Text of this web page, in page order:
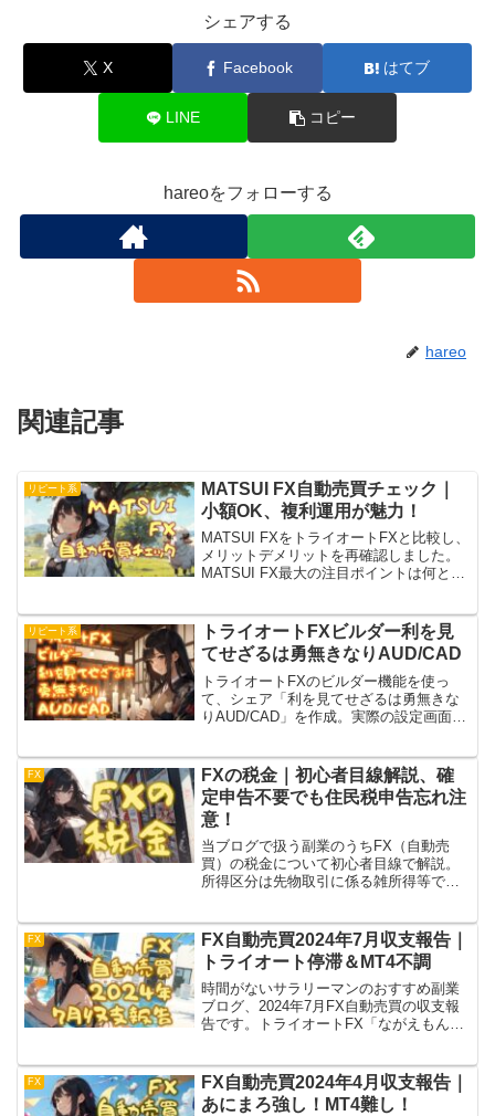
シェアする
X Facebook はてブ
LINE コピー
hareoをフォローする
hareo
関連記事
リピート系
MATSUI FX自動売買チェック｜
小額OK、複利運用が魅力！
MATSUI FXをトライオートFXと比較し、
メリットデメリットを再確認しました。
MATSUI FX最大の注目ポイントは何と言
動売買設定からズレていないかを確認。
リピート系
トライオートFXビルダー利を見
てせざるは勇無きなりAUD/CAD
トライオートFXのビルダー機能を使っ
て、シェア「利を見てせざるは勇無きな
りAUD/CAD」を作成。実際の設定画面を
置き、トランプショックにも耐えた！か
なり稼げてますよ！
FX
FXの税金｜初心者目線解説、確
定申告不要でも住民税申告忘れ注
意！
当ブログで扱う副業のうちFX（自動売
買）の税金について初心者目線で解説。
所得区分は先物取引に係る雑所得等であ
告が不要だけど、その場合住民税の申告
が必要！要注意！
FX
FX自動売買2024年7月収支報告｜
トライオート停滞＆MT4不調
時間がないサラリーマンのおすすめ副業
ブログ、2024年7月FX自動売買の収支報
告です。トライオートFX「ながえもん」
再び大きな損失を出してしまいました。
悔しいです！
FX
FX自動売買2024年4月収支報告｜
あにまろ強し！MT4難し！